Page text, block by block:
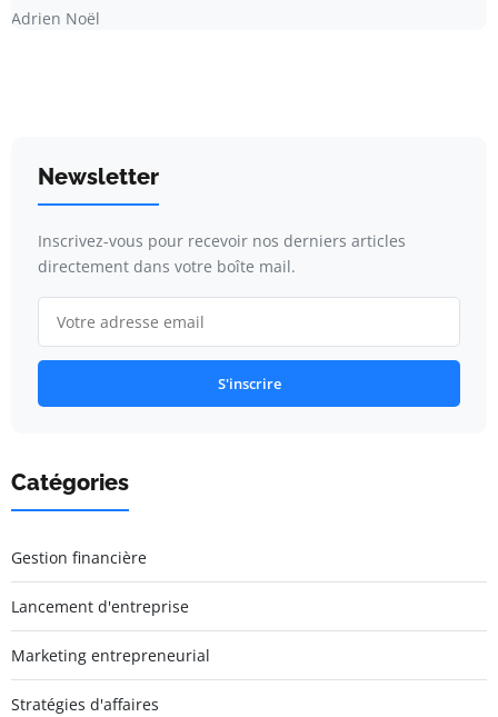
Adrien Noël
Newsletter
Inscrivez-vous pour recevoir nos derniers articles
directement dans votre boîte mail.
S'inscrire
Catégories
Gestion financière
Lancement d'entreprise
Marketing entrepreneurial
Stratégies d'affaires